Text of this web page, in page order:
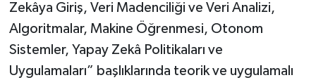
Zekâya Giriş, Veri Madenciliği ve Veri Analizi,
Algoritmalar, Makine Öğrenmesi, Otonom
Sistemler, Yapay Zekâ Politikaları ve
Uygulamaları” başlıklarında teorik ve uygulamalı